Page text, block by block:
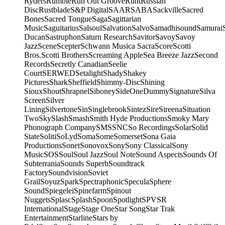
DiscRustbladeS&P DigitalSAARSABASackvilleSacred
BonesSacred TongueSagaSagittarian
MusicSaguitariusSalsoulSalvationSalvoSamadhisoundSamurai
DucanSastruphonSaturn ResearchSavitorSavoySavoy
JazzSceneScepterSchwann Musica SacraScoreScotti
Bros.Scotti BrothersScreaming AppleSea Breeze JazzSecond
RecordsSecretly CanadianSeelie
CourtSERWEDSetalightShadyShakey
PicturesSharkSheffieldShimmy-DiscShining
SiouxShoutShrapnelSiboneySideOneDummySignatureSilva
ScreenSilver
LiningSilvertoneSinSinglebrookSintezSireSireenaSituation
TwoSkySlashSmashSmith Hyde ProductionsSmoky Mary
Phonograph CompanySMSSNCSo RecordingsSolarSolid
StateSolitiSoLydSomaSomeSomersetSona Gaia
ProductionsSonetSonovoxSonySony ClassicalSony
MusicSOSSoulSoul JazzSoul NoteSound AspectsSounds Of
SubterraniaSounds SuperbSoundtrack
FactorySoundvisionSoviet
GrailSoyuzSparkSpectraphonicSpeculaSphere
SoundSpiegeleiSpinefarmSpinout
NuggetsSplascSplashSpoonSpotlightSPVSR
InternationalStageStage OneStar SongStar Trak
EntertainmentStarlineStars by